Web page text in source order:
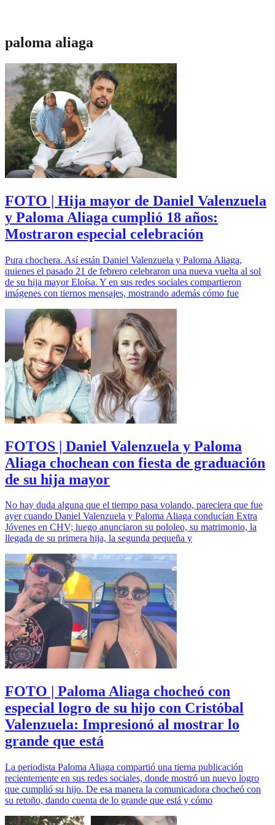
paloma aliaga
FOTO | Hija mayor de Daniel Valenzuela
y Paloma Aliaga cumplió 18 años:
Mostraron especial celebración
Pura chochera. Así están Daniel Valenzuela y Paloma Aliaga,
quienes el pasado 21 de febrero celebraron una nueva vuelta al sol
de su hija mayor Eloísa. Y en sus redes sociales compartieron
imágenes con tiernos mensajes, mostrando además cómo fue
FOTOS | Daniel Valenzuela y Paloma
Aliaga chochean con fiesta de graduación
de su hija mayor
No hay duda alguna que el tiempo pasa volando, pareciera que fue
ayer cuando Daniel Valenzuela y Paloma Aliaga conducían Extra
Jóvenes en CHV; luego anunciaron su pololeo, su matrimonio, la
llegada de su primera hija, la segunda pequeña y
FOTO | Paloma Aliaga chocheó con
especial logro de su hijo con Cristóbal
Valenzuela: Impresionó al mostrar lo
grande que está
La periodista Paloma Aliaga compartió una tierna publicación
recientemente en sus redes sociales, donde mostró un nuevo logro
que cumplió su hijo. De esa manera la comunicadora chocheó con
su retoño, dando cuenta de lo grande que está y cómo